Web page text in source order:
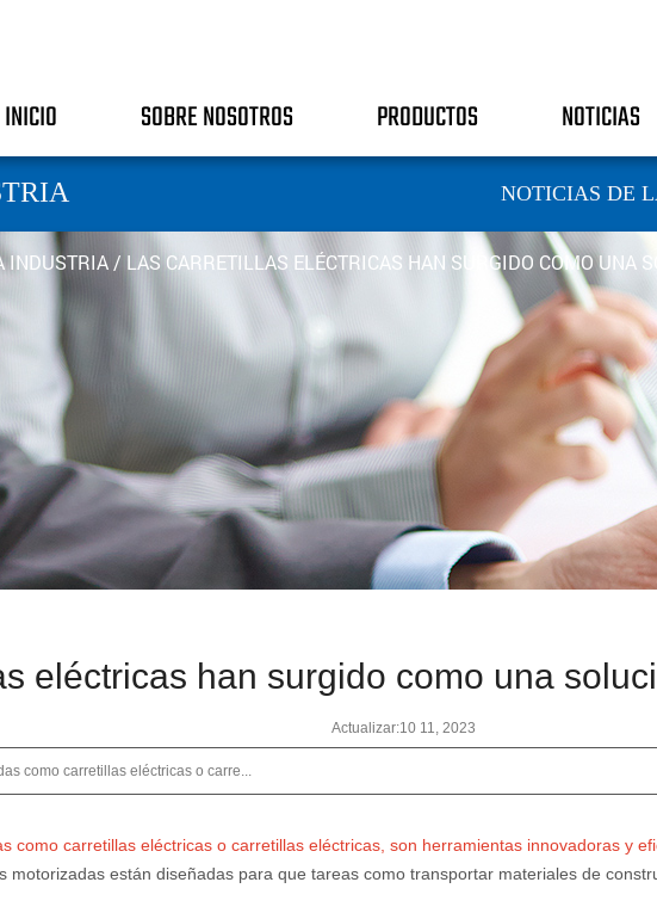
INICIO SOBRE NOSOTROS PRODUCTOS NOTICIAS
NOTICIAS DE
INDUSTRIA / LAS CARRETILLAS ELÉCTRICAS HAN SURGIDO COMO UNA
eléctricas han surgido como una
Actualizar:10 11, 2023
como carretillas eléctricas o carre...
como carretillas eléctricas o carretillas eléctricas, son herramientas innovadoras y
motorizadas están diseñadas para que tareas como transportar materiales de